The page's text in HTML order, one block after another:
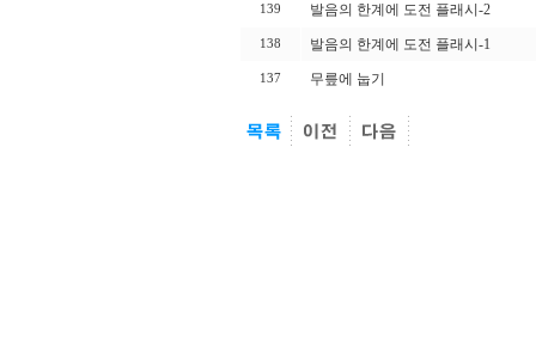
139 발음의 한계에 도전 플래시-2
138 발음의 한계에 도전 플래시-1
137 무릎에 눕기